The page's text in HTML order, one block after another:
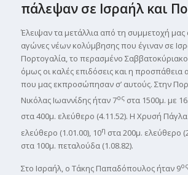
πάλεψαν σε Ισραήλ και
Έλειψαν τα μετάλλια από τη συμμετοχή μας
αγώνες νέων κολύμβησης που έγιναν σε
Πορτογαλία, το περασμένο
όμως οι καλές επιδόσεις και η προσπάθεια
που μας εκπροσώπησαν σ’ αυτούς. Στην
Νικόλας Ιωαννίδης ήταν 7οςστα 1500μ. με
στα 400μ. ελεύθερο (4.11.52). Η Χρυσή
ελεύθερο (1.01.00), 10η στα 200μ. ελεύθερο
στα 100μ. πεταλούδα (1.08.82).
Στο Ισραήλ, ο Τάκης Παπαδόπουλος ήταν 9ος